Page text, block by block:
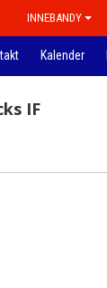
INNEBANDY
Kalender
IF